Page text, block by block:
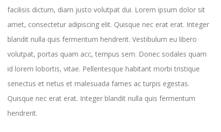
facilisis dictum, diam justo volutpat dui. Lorem ipsum dolor sit
amet, consectetur adipiscing elit. Quisque nec erat erat. Integer
blandit nulla quis fermentum hendrerit. Vestibulum eu libero
volutpat, portas quam acc, tempus sem. Donec sodales quam
id lorem lobortis, vitae. Pellentesque habitant morbi tristique
senectus et netus et malesuada fames ac turpis egestas.
Quisque nec erat erat. Integer blandit nulla quis fermentum
hendrerit.